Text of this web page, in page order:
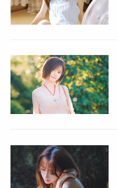
网_苏珊